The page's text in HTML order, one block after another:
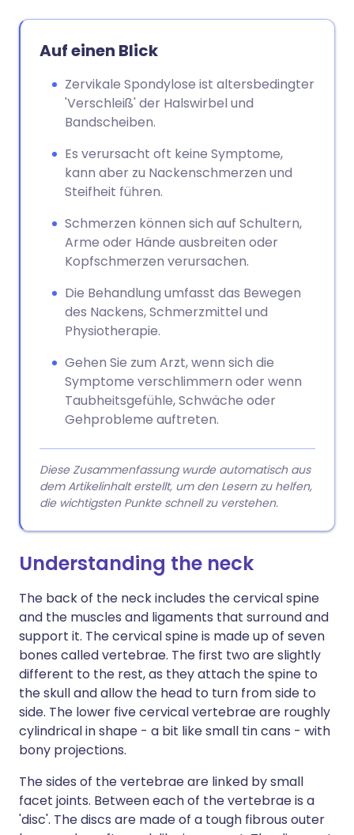
Auf einen Blick
Zervikale Spondylose ist altersbedingter
'Verschleiß' der Halswirbel und
Bandscheiben.
Es verursacht oft keine Symptome,
kann aber zu Nackenschmerzen und
Steifheit führen.
Schmerzen können sich auf Schultern,
Arme oder Hände ausbreiten oder
Kopfschmerzen verursachen.
Die Behandlung umfasst das Bewegen
des Nackens, Schmerzmittel und
Physiotherapie.
Gehen Sie zum Arzt, wenn sich die
Symptome verschlimmern oder wenn
Taubheitsgefühle, Schwäche oder
Gehprobleme auftreten.
Diese Zusammenfassung wurde automatisch aus
dem Artikelinhalt erstellt, um den Lesern zu helfen,
die wichtigsten Punkte schnell zu verstehen.
Understanding the neck
The back of the neck includes the cervical spine
and the muscles and ligaments that surround and
support it. The cervical spine is made up of seven
bones called vertebrae. The first two are slightly
different to the rest, as they attach the spine to
the skull and allow the head to turn from side to
side. The lower five cervical vertebrae are roughly
cylindrical in shape - a bit like small tin cans - with
bony projections.
The sides of the vertebrae are linked by small
facet joints. Between each of the vertebrae is a
'disc'. The discs are made of a tough fibrous outer